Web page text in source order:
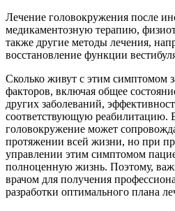
Лечение головокружения после
медикаментозную терапию,
также другие методы лечения,
восстановление функции
Сколько живут с этим симптомом
факторов, включая общее
других заболеваний,
соответствующую реабилитацию.
головокружение может
протяжении всей жизни, но при
управлении этим симптомом
полноценную жизнь. Поэтому,
врачом для получения
разработки оптимального плана